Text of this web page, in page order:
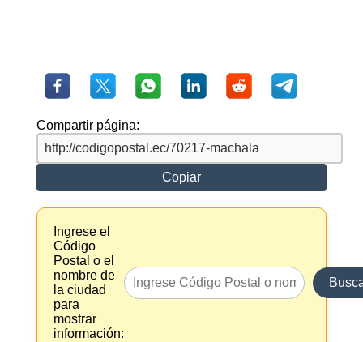
Compartir página:
Copiar
Ingrese el
Código
Postal o el
nombre de
la ciudad
para
mostrar
información: